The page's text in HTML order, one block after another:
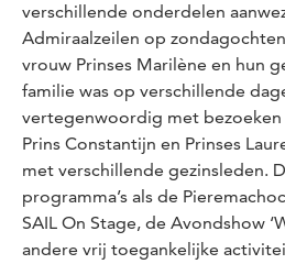
verschillende onderdelen
Admiraalzeilen op
vrouw Prinses Marilène en hun
familie was op verschillende
vertegenwoordig met bezoeken
Prins Constantijn en Prinses
met verschillende gezinsleden.
programma’s als de
SAIL On Stage, de Avondshow
andere vrij toegankelijke